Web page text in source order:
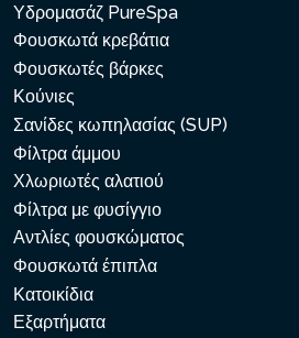
Υδρομασάζ PureSpa
Φουσκωτά κρεβάτια
Φουσκωτές βάρκες
Κούνιες
Σανίδες κωπηλασίας (SUP)
Φίλτρα άμμου
Χλωριωτές αλατιού
Φίλτρα με φυσίγγιο
Αντλίες φουσκώματος
Φουσκωτά έπιπλα
Κατοικίδια
Εξαρτήματα